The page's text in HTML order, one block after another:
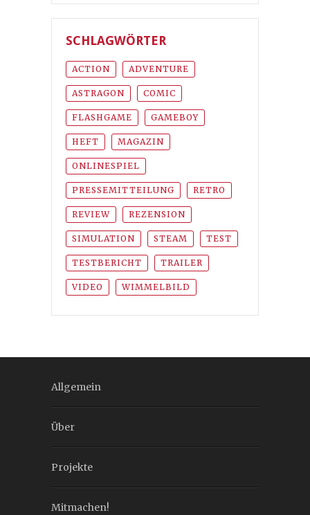
SCHLAGWÖRTER
ACTION ADVENTURE
ASTRAGON COMIC
FLASHGAME GAMEBOY
HEFT MAGAZIN
ONLINESPIEL
PRESSEMITTEILUNG RETRO
REVIEW REZENSION
SIMULATION STEAM TEST
TESTBERICHT TRAILER
VIDEO WIMMELBILD
Allgemein
Über
Projekte
Mitmachen!